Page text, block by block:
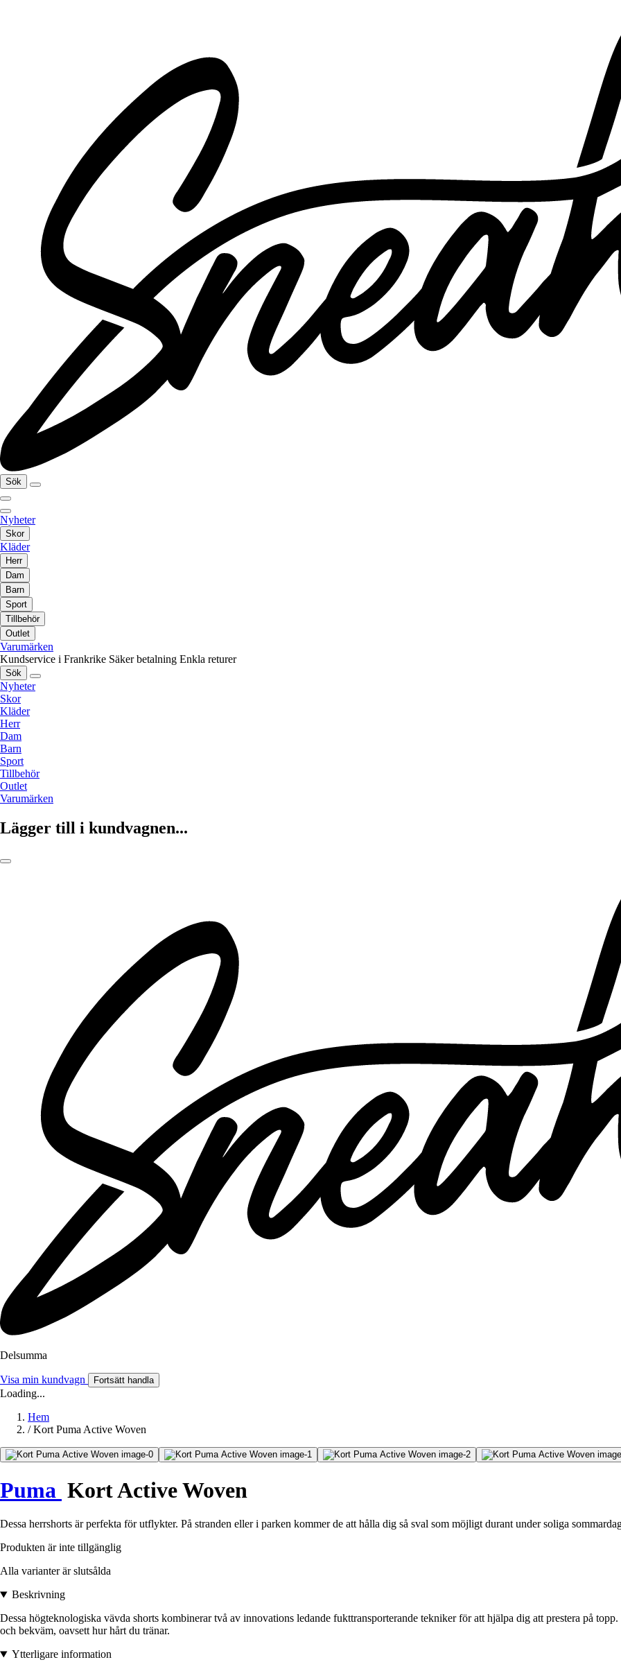
Sök
Nyheter
Skor
Kläder
Herr
Dam
Barn
Sport
Tillbehör
Outlet
Varumärken
Kundservice i Frankrike Säker betalning Enkla returer
Sök
Nyheter
Skor
Kläder
Herr
Dam
Barn
Sport
Tillbehör
Outlet
Varumärken
Lägger till i kundvagnen...
Delsumma
Visa min kundvagn Fortsätt handla
Loading...
Hem
/ Kort Puma Active Woven
Puma Kort Active Woven
Dessa herrshorts är perfekta för utflykter. På stranden eller i parken kommer de att hålla dig så sval som möjligt durant under soliga
Produkten är inte tillgänglig
Alla varianter är slutsålda
Beskrivning
Dessa högteknologiska vävda shorts kombinerar två av innovations ledande fukttransporterande tekniker för att hjälpa dig att prestera på
och bekväm, oavsett hur hårt du tränar.
Ytterligare information